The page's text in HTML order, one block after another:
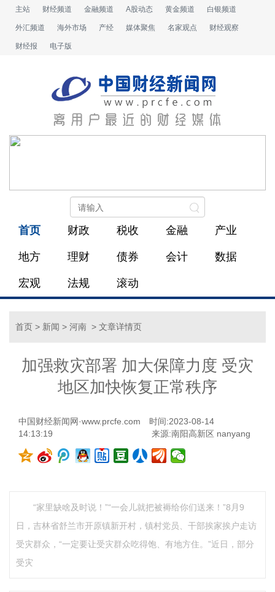
主站 财经频道 金融频道 A股动态 黄金频道 白银频道
外汇频道 海外市场 产经 媒体聚焦 名家观点 财经观察
财经报 电子版
首页 财政 税收 金融 产业
地方 理财 债券 会计 数据
宏观 法规 滚动
首页 > 新闻 > 河南 > 文章详情页
加强救灾部署 加大保障力度 受灾
地区加快恢复正常秩序
中国财经新闻网·www.prcfe.com
时间:2023-08-14
14:13:19
来源:南阳高新区 nanyang
“家里缺啥及时说！”“一会儿就把被褥给你们送来！”8月9
日，吉林省舒兰市开原镇新开村，镇村党员、干部挨家挨户走访
受灾群众，“一定要让受灾群众吃得饱、有地方住。”近日，部分
受灾